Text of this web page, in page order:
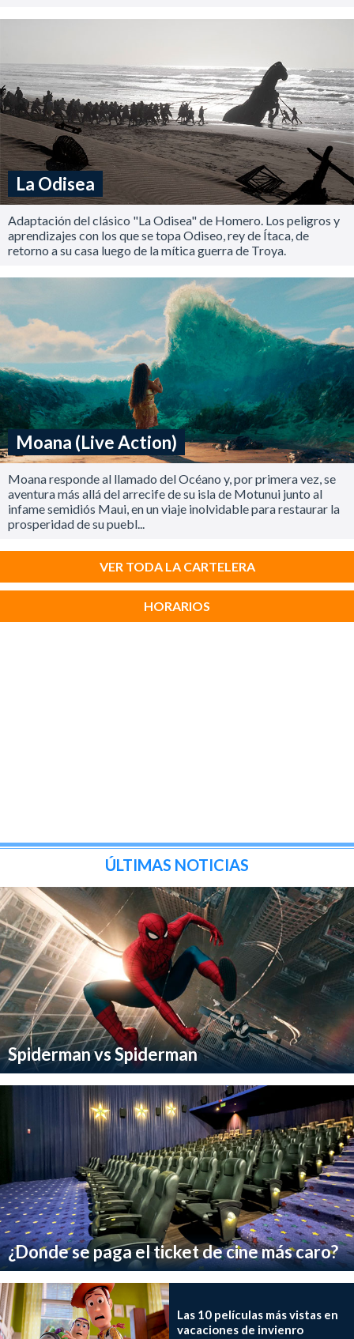
La Odisea
Adaptación del clásico "La Odisea" de Homero. Los peligros y
aprendizajes con los que se topa Odiseo, rey de Ítaca, de
retorno a su casa luego de la mítica guerra de Troya.
Moana (Live Action)
Moana responde al llamado del Océano y, por primera vez, se
aventura más allá del arrecife de su isla de Motunui junto al
infame semidiós Maui, en un viaje inolvidable para restaurar la
prosperidad de su puebl...
VER TODA LA CARTELERA
HORARIOS
ÚLTIMAS NOTICIAS
Spiderman vs Spiderman
¿Donde se paga el ticket de cine más caro?
Las 10 películas más vistas en
vacaciones de invienro